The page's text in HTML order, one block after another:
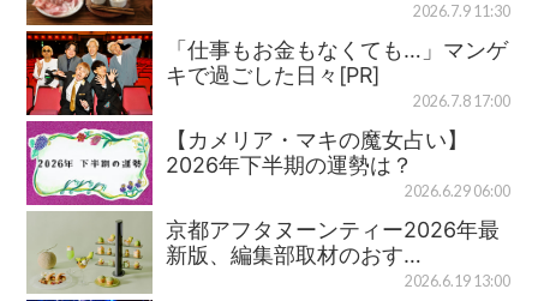
2026.7.9 11:30
「仕事もお金もなくても…」マンゲ
キで過ごした日々[PR]
2026.7.8 17:00
【カメリア・マキの魔女占い】
2026年下半期の運勢は？
2026.6.29 06:00
京都アフタヌーンティー2026年最
新版、編集部取材のおす…
2026.6.19 13:00